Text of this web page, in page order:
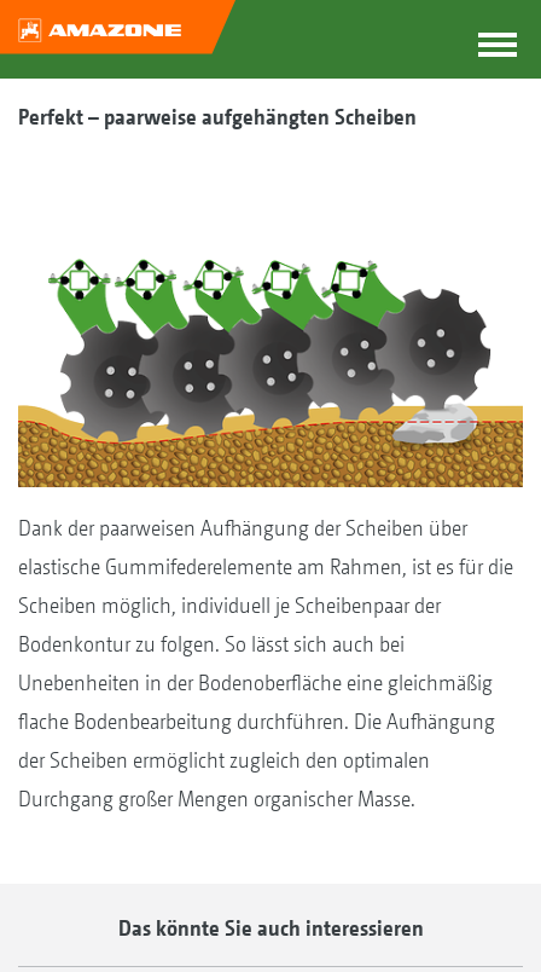
Perfekt – paarweise aufgehängten ­Scheiben
Dank der paarweisen Aufhängung der Scheiben über
elastische Gummifederelemente am Rahmen, ist es für die
Scheiben möglich, individuell je Scheibenpaar der
Bodenkontur zu folgen. So lässt sich auch bei
Unebenheiten in der Bodenoberfläche eine gleichmäßig
flache Bodenbearbeitung durchführen. Die Aufhängung
der Scheiben ermöglicht zugleich den optimalen
Durchgang großer Mengen organischer Masse.
Das könnte Sie auch interessieren